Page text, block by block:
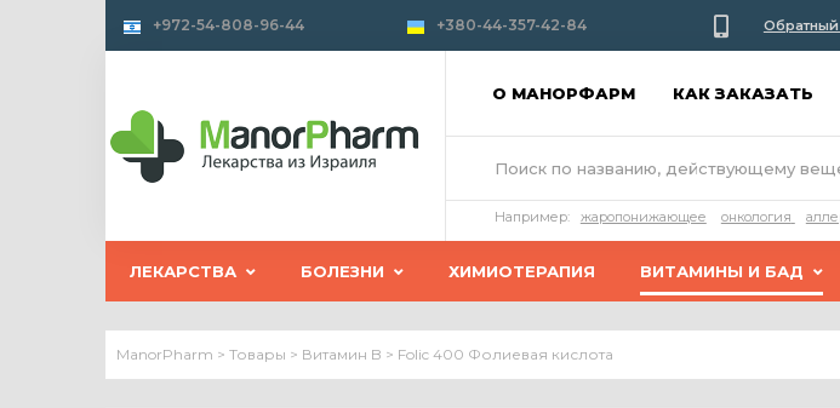
+972-54-808-96-44 +380-44-357-42-84 Обратный
О МАНОРФАРМ КАК ЗАКАЗАТЬ
Например: жаропонижающее онкология
ЛЕКАРСТВА БОЛЕЗНИ ХИМИОТЕРАПИЯ ВИТАМИНЫ И БАД
ManorPharm > Товары > Витамин B > Folic 400 Фолиевая кислота